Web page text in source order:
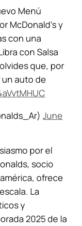
Menú
McDonald’s y
con una
con Salsa
que, por
auto de
June
por el
socio
ofrece
La
y
2025 de la